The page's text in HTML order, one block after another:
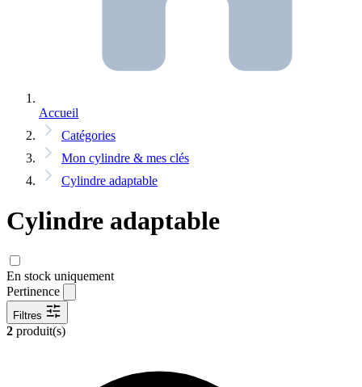
Accueil
Catégories
Mon cylindre & mes clés
Cylindre adaptable
Cylindre adaptable
En stock uniquement
Pertinence
Filtres
2 produit(s)